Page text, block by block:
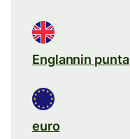
Englannin punta
euro